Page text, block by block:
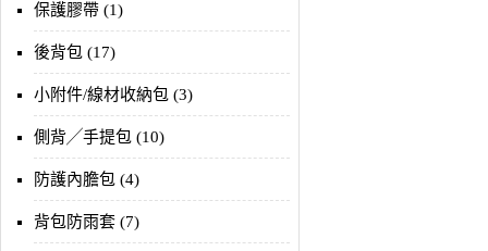
保護膠帶 (1)
後背包 (17)
小附件/線材收納包 (3)
側背╱手提包 (10)
防護內膽包 (4)
背包防雨套 (7)